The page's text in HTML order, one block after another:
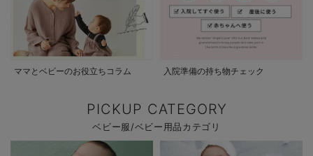
ママとベビーのお役立ちコラム 入院準備の持ち物チェック
PICKUP CATEGORY
ベビー服/ベビー用品カテゴリ